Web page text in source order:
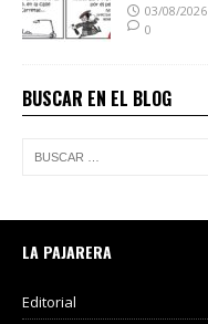
03/08/2026
0
BUSCAR EN EL BLOG
LA PAJARERA
Editorial